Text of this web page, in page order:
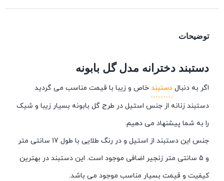
توضیحات
دستبند دخترانه مدل گل بابونه
اگر به دنبال دستبند خاص و زیبا با قیمت مناسب می گردید
دستبند زنانه از جنس استیل در طرح گل بابونه بسیار زیبا و شیک
را به شما پیشنهاد می دهیم.
جنس این دستبند از استیل و در رنگ طلایی با طول 17 سانتی متر
و 5 سانتی متر زنجیر اضافی موجود است. این دستبند در بهترین
کیفیت و قیمت بسیار مناسب موجود می باشد.